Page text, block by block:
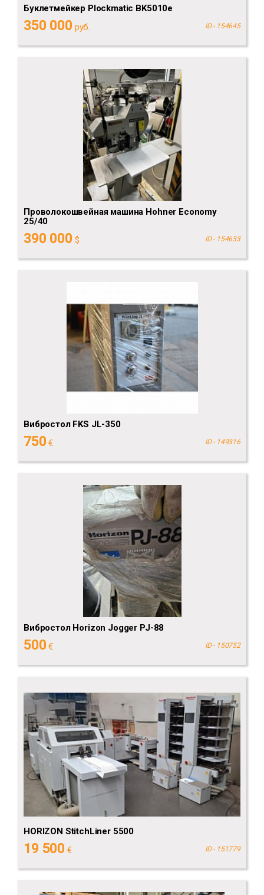
Буклетмейкер Plockmatic BK5010e
350 000 руб. ID - 154645
Проволокошвейная машина Hohner Economy
25/40
390 000 $ ID - 154633
Вибростол FKS JL-350
750 € ID - 149316
Вибростол Horizon Jogger PJ-88
500 € ID - 150752
HORIZON StitchLiner 5500
19 500 € ID - 151779